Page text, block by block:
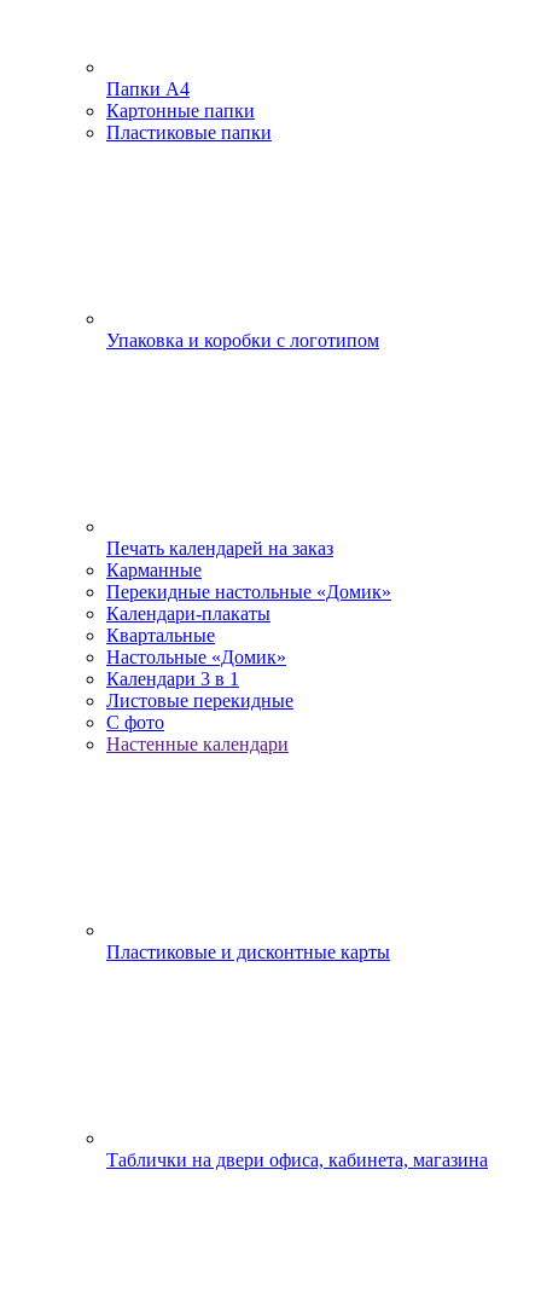
Папки А4
Картонные папки
Пластиковые папки
Упаковка и коробки с логотипом
Печать календарей на заказ
Карманные
Перекидные настольные «Домик»
Календари-плакаты
Квартальные
Настольные «Домик»
Календари 3 в 1
Листовые перекидные
С фото
Настенные календари
Пластиковые и дисконтные карты
Таблички на двери офиса, кабинета, магазина